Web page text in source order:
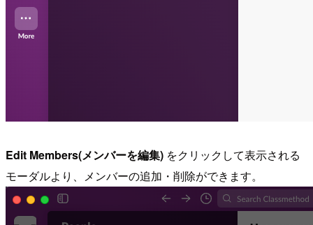
Edit Members(メンバーを編集) をクリックして表示される
モーダルより、メンバーの追加・削除ができます。